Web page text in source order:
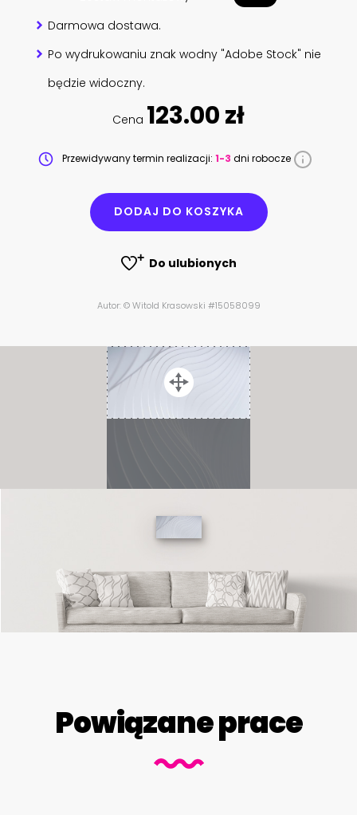
Darmowa dostawa.
Po wydrukowaniu znak wodny "Adobe Stock" nie
będzie widoczny.
Cena 123.00 zł
Przewidywany termin realizacji: 1-3 dni robocze
DODAJ DO KOSZYKA
Do ulubionych
Autor: © Witold Krasowski #15058099
Powiązane prace